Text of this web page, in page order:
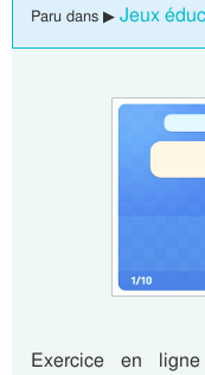
Paru dans ▶ Jeux
Exercice en